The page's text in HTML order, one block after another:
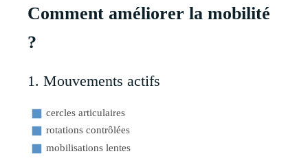
Comment améliorer la mobilité
?
1. Mouvements actifs
cercles articulaires
rotations contrôlées
mobilisations lentes